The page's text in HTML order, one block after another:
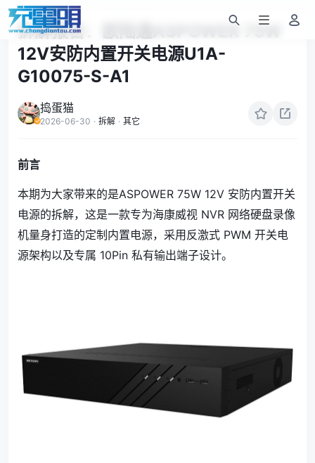
拆解报告：欧陆通ASPOWER 75W
12V安防内置开关电源U1A-
G10075-S-A1
捣蛋猫
2026-06-30 · 拆解 · 其它
前言
本期为大家带来的是ASPOWER 75W 12V 安防内置开关
电源的拆解，这是一款专为海康威视 NVR 网络硬盘录像
机量身打造的定制内置电源，采用反激式 PWM 开关电
源架构以及专属 10Pin 私有输出端子设计。